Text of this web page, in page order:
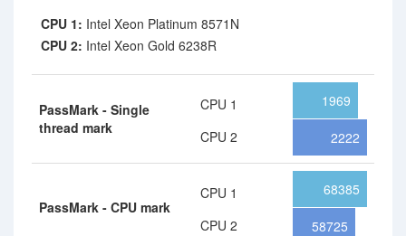
CPU 1: Intel Xeon Platinum 8571N
CPU 2: Intel Xeon Gold 6238R
PassMark - Single
thread mark
CPU 1
CPU 2
1969
2222
PassMark - CPU mark
CPU 1
CPU 2
68385
58725